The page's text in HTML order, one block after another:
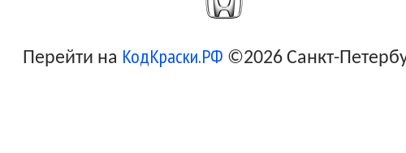
Перейти на КодКраски.РФ ©2026 Санкт-